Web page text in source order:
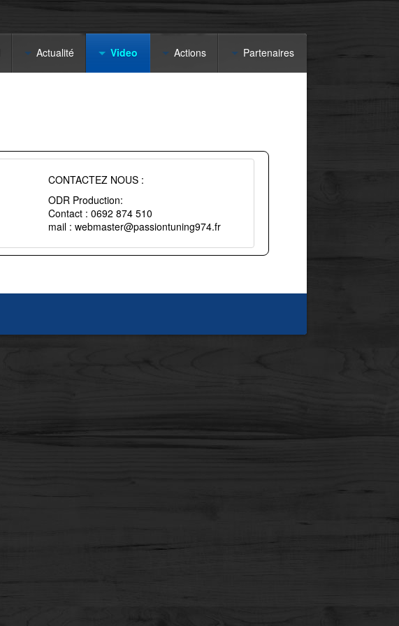
Actualité Video Actions Partenaires
CONTACTEZ NOUS :
ODR Production:
Contact : 0692 874 510
mail : webmaster@passiontuning974.fr